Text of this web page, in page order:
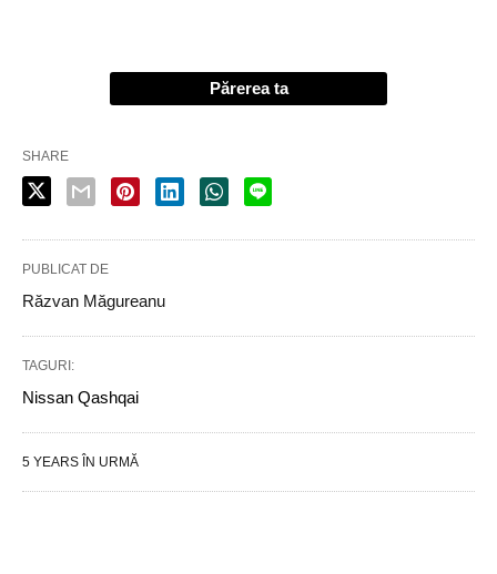
Părerea ta
SHARE
PUBLICAT DE
Răzvan Măgureanu
TAGURI:
Nissan Qashqai
5 YEARS ÎN URMĂ